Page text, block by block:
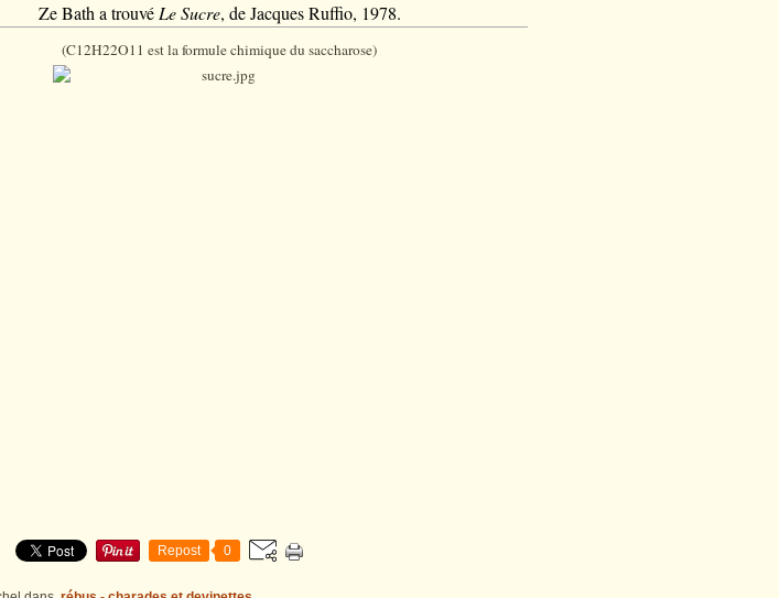
Ze Bath a trouvéLe Sucre, de Jacques Ruffio, 1978.
(C12H22O11 est la formule chimique du saccharose)
Repost 0